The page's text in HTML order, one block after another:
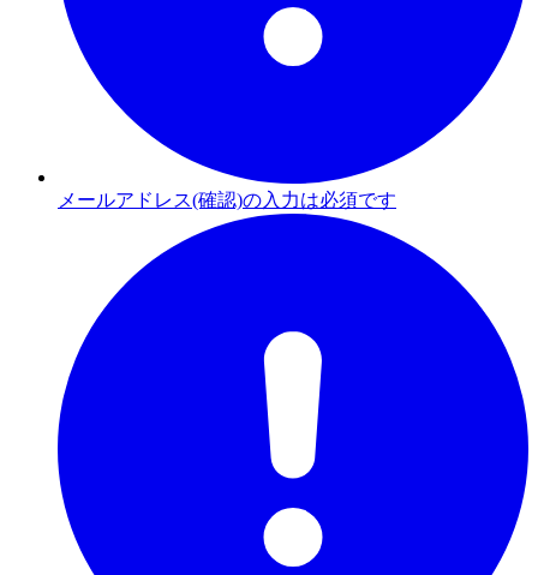
メールアドレス(確認)の入力は必須です